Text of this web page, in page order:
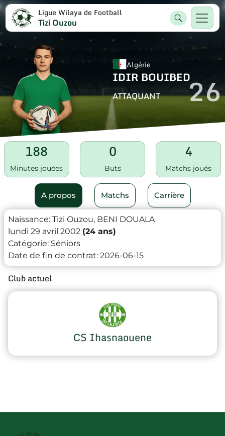
Ligue Wilaya de Football
Tizi Ouzou
Algérie
IDIR BOUIBED
ATTAQUANT 26
188
Minutes jouées
0
Buts
4
Matchs joués
A propos Matchs Carrière
Naissance: Tizi Ouzou, BENI DOUALA
lundi 29 avril 2002 (24 ans)
Catégorie: Séniors
Date de fin de contrat: 2026-06-15
Club actuel
CS Ihasnaouene